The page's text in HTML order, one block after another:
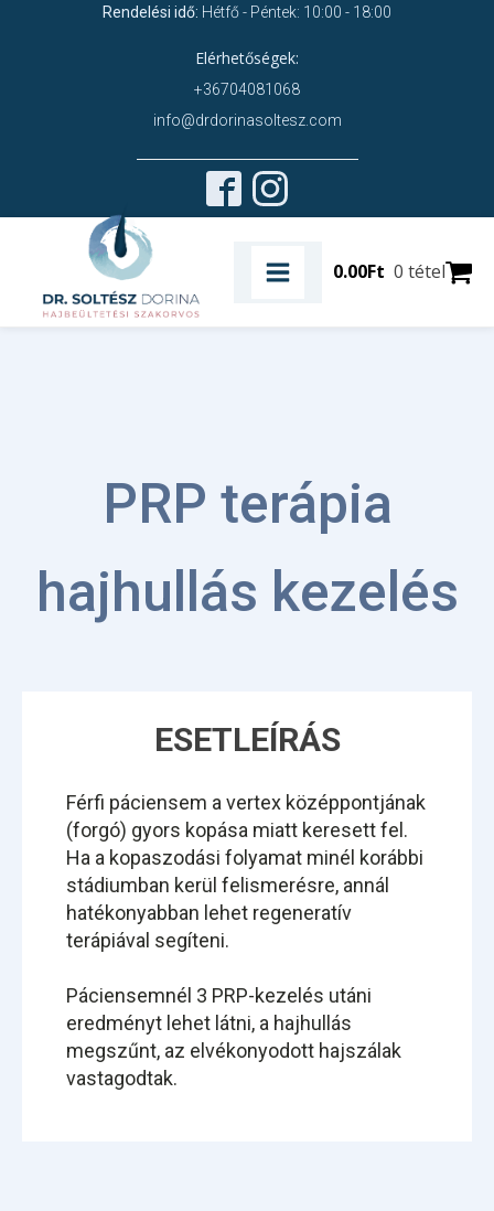
Rendelési idő: Hétfő - Péntek: 10:00 - 18:00
Elérhetőségek:
+36704081068
info@drdorinasoltesz.com
0.00Ft 0 tétel
PRP terápia
hajhullás kezelés
ESETLEÍRÁS
Férfi páciensem a vertex középpontjának
(forgó) gyors kopása miatt keresett fel.
Ha a kopaszodási folyamat minél korábbi
stádiumban kerül felismerésre, annál
hatékonyabban lehet regeneratív
terápiával segíteni.
Páciensemnél 3 PRP-kezelés utáni
eredményt lehet látni, a hajhullás
megszűnt, az elvékonyodott hajszálak
vastagodtak.